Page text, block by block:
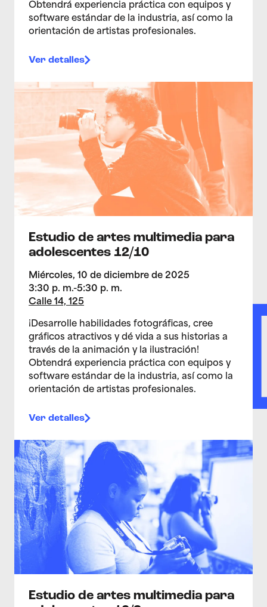
Obtendrá experiencia práctica con equipos y
software estándar de la industria, así como la
orientación de artistas profesionales.
Ver detalles
>Estudio de artes multimedia para adolescentes 12/
Estudio de artes multimedia para
adolescentes 12/10
Miércoles, 10 de diciembre de 2025
3:30 p. m.-5:30 p. m.
Calle 14, 125
¡Desarrolle habilidades fotográficas, cree
gráficos atractivos y dé vida a sus historias a
través de la animación y la ilustración!
Obtendrá experiencia práctica con equipos y
software estándar de la industria, así como la
orientación de artistas profesionales.
Ver detalles
>Estudio de artes multimedia para adolescentes 12/3
Estudio de artes multimedia para